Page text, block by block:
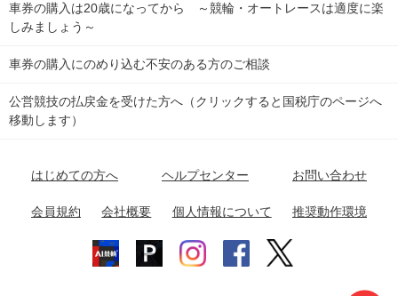
Dokanto!
チャリロトプラザ
キャリーオーバー一覧
関
東
弥彦競輪場 前橋競輪場 取手競輪場 宇都宮競輪場
関
東
小田原競輪場
名古屋競輪場 岐阜競輪場 大垣競輪場 豊橋競輪場
富山競輪場 松阪競輪場 四日市競輪場
福井競輪場 奈良競輪場 向日町競輪場
競輪選手情報
Perfecta Navi
netkeirin
車券の購入は20歳になってから ～競輪・オートレースは適度に楽
しみましょう～
車券の購入にのめり込む不安のある方のご相談
公営競技の払戻金を受けた方へ（クリックすると国税庁のページへ
移動します）
はじめての方へ ヘルプセンター お問い合わせ
会員規約 会社概要 個人情報について 推奨動作環境